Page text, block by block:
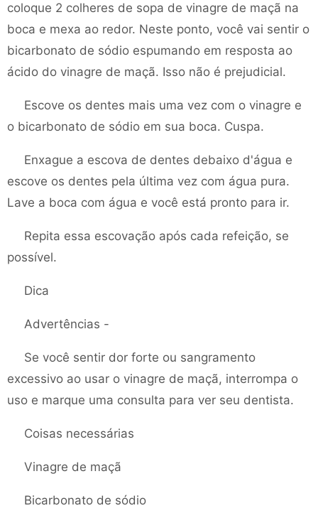
coloque 2 colheres de sopa de vinagre de maçã na
boca e mexa ao redor. Neste ponto, você vai sentir o
bicarbonato de sódio espumando em resposta ao
ácido do vinagre de maçã. Isso não é prejudicial.
Escove os dentes mais uma vez com o vinagre e
o bicarbonato de sódio em sua boca. Cuspa.
Enxague a escova de dentes debaixo d'água e
escove os dentes pela última vez com água pura.
Lave a boca com água e você está pronto para ir.
Repita essa escovação após cada refeição, se
possível.
Dica
Advertências -
Se você sentir dor forte ou sangramento
excessivo ao usar o vinagre de maçã, interrompa o
uso e marque uma consulta para ver seu dentista.
Coisas necessárias
Vinagre de maçã
Bicarbonato de sódio